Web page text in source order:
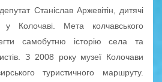
Станіслав Аржевітін, дитячі
Колочаві. Мета колчавського
самобутню історію села та
З 2008 року музеї Колочави
туристичного маршруту.